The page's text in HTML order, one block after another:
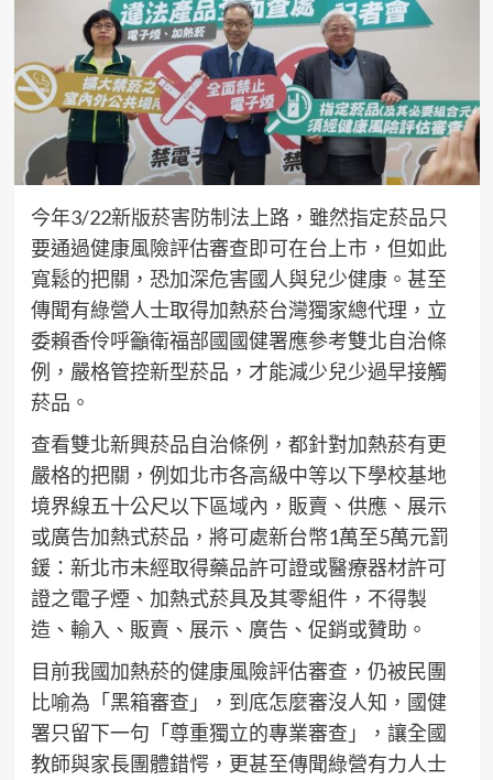
今年3/22新版菸害防制法上路，雖然指定菸品只
要通過健康風險評估審查即可在台上市，但如此
寬鬆的把關，恐加深危害國人與兒少健康。甚至
傳聞有綠營人士取得加熱菸台灣獨家總代理，立
委賴香伶呼籲衛福部國國健署應參考雙北自治條
例，嚴格管控新型菸品，才能減少兒少過早接觸
菸品。
查看雙北新興菸品自治條例，都針對加熱菸有更
嚴格的把關，例如北市各高級中等以下學校基地
境界線五十公尺以下區域內，販賣、供應、展示
或廣告加熱式菸品，將可處新台幣1萬至5萬元罰
鍰：新北市未經取得藥品許可證或醫療器材許可
證之電子煙、加熱式菸具及其零組件，不得製
造、輸入、販賣、展示、廣告、促銷或贊助。
目前我國加熱菸的健康風險評估審查，仍被民團
比喻為「黑箱審查」，到底怎麼審沒人知，國健
署只留下一句「尊重獨立的專業審查」，讓全國
教師與家長團體錯愕，更甚至傳聞綠營有力人士